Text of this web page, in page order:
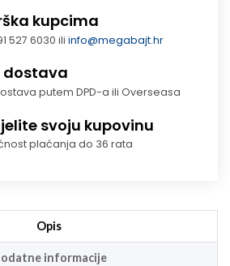
kupcima
527 6030 iliinfo@megabajt.hr
dostava
putem DPD-a ili Overseasa
svoju kupovinu
plaćanja do 36 rata
Opis
informacije